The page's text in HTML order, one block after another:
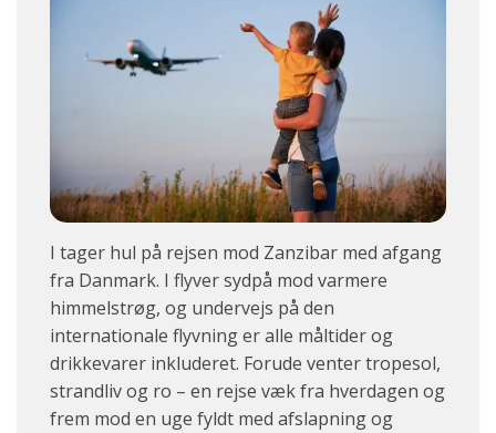
I tager hul på rejsen mod Zanzibar med afgang
fra Danmark. I flyver sydpå mod varmere
himmelstrøg, og undervejs på den
internationale flyvning er alle måltider og
drikkevarer inkluderet. Forude venter tropesol,
strandliv og ro – en rejse væk fra hverdagen og
frem mod en uge fyldt med afslapning og